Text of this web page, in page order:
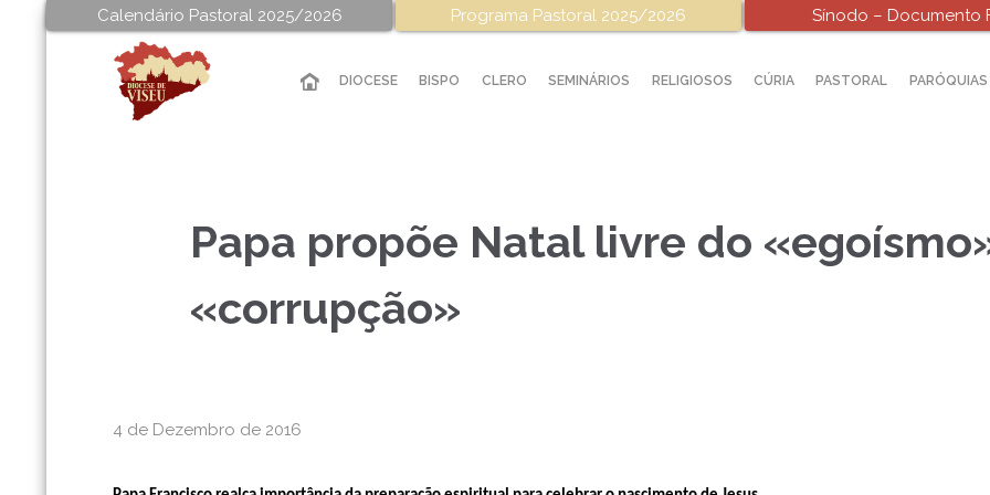
Calendário Pastoral 2025/2026 Programa Pastoral 2025/2026 Sínodo – Documento
DIOCESE BISPO CLERO SEMINÁRIOS RELIGIOSOS CÚRIA PASTORAL PARÓQUIAS
Papa propõe Natal livre do
«corrupção»
4 de Dezembro de 2016